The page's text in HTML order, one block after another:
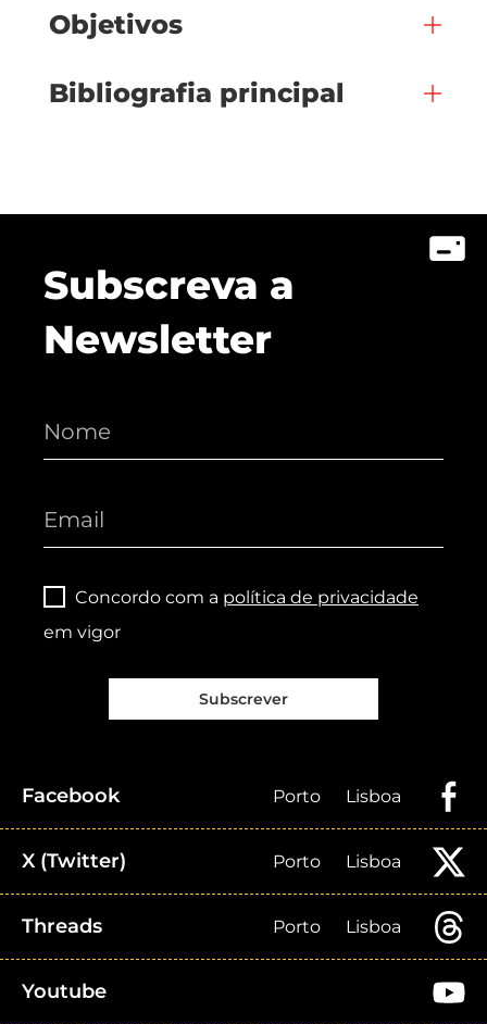
Objetivos
Bibliografia principal
Subscreva a
Newsletter
Concordo com a política de privacidade
em vigor
Subscrever
Facebook Porto Lisboa
X (Twitter) Porto Lisboa
Threads Porto Lisboa
Youtube